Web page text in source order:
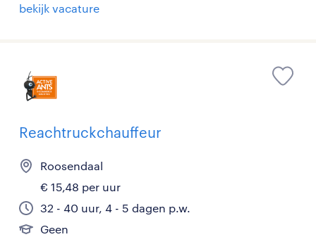
bekijk vacature
Reachtruckchauffeur
Roosendaal
€ 15,48 per uur
32 - 40 uur, 4 - 5 dagen p.w.
Geen